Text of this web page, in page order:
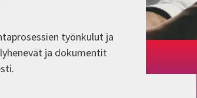
työnkulut ja
ja dokumentit